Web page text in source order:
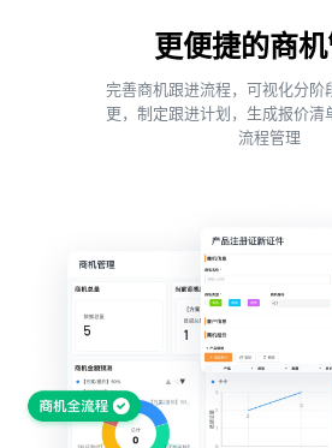
更便捷的商
完善商机跟进流程，可视化分阶
更，制定跟进计划，生成报价清
流程管理